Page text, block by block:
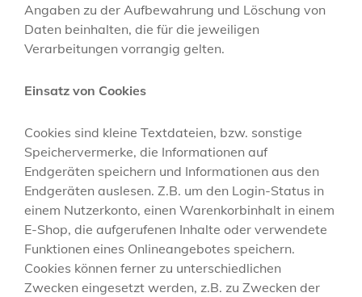
Angaben zu der Aufbewahrung und Löschung von
Daten beinhalten, die für die jeweiligen
Verarbeitungen vorrangig gelten.
Einsatz von Cookies
Cookies sind kleine Textdateien, bzw. sonstige
Speichervermerke, die Informationen auf
Endgeräten speichern und Informationen aus den
Endgeräten auslesen. Z.B. um den Login-Status in
einem Nutzerkonto, einen Warenkorbinhalt in einem
E-Shop, die aufgerufenen Inhalte oder verwendete
Funktionen eines Onlineangebotes speichern.
Cookies können ferner zu unterschiedlichen
Zwecken eingesetzt werden, z.B. zu Zwecken der